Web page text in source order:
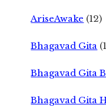
AriseAwake (12)
Bhagavad Gita
Bhagavad Gita
Bhagavad Gita